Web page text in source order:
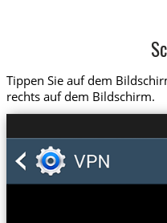
Tippen Sie auf dem
rechts auf dem Bildschirm.